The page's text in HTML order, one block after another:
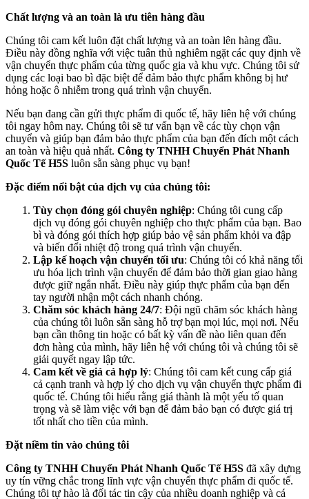
Chất lượng và an toàn là ưu tiên hàng đầu
Chúng tôi cam kết luôn đặt chất lượng và an toàn lên hàng đầu.
Điều này đồng nghĩa với việc tuân thủ nghiêm ngặt các quy định về
vận chuyển thực phẩm của từng quốc gia và khu vực. Chúng tôi sử
dụng các loại bao bì đặc biệt để đảm bảo thực phẩm không bị hư
hỏng hoặc ô nhiễm trong quá trình vận chuyển.
Nếu bạn đang cần gửi thực phẩm đi quốc tế, hãy liên hệ với chúng
tôi ngay hôm nay. Chúng tôi sẽ tư vấn bạn về các tùy chọn vận
chuyển và giúp bạn đảm bảo thực phẩm của bạn đến đích một cách
an toàn và hiệu quả nhất. Công ty TNHH Chuyển Phát Nhanh
Quốc Tế H5S luôn sẵn sàng phục vụ bạn!
Đặc điểm nổi bật của dịch vụ của chúng tôi:
Tùy chọn đóng gói chuyên nghiệp: Chúng tôi cung cấp
dịch vụ đóng gói chuyên nghiệp cho thực phẩm của bạn. Bao
bì và đóng gói thích hợp giúp bảo vệ sản phẩm khỏi va đập
và biến đổi nhiệt độ trong quá trình vận chuyển.
Lập kế hoạch vận chuyển tối ưu: Chúng tôi có khả năng tối
ưu hóa lịch trình vận chuyển để đảm bảo thời gian giao hàng
được giữ ngắn nhất. Điều này giúp thực phẩm của bạn đến
tay người nhận một cách nhanh chóng.
Chăm sóc khách hàng 24/7: Đội ngũ chăm sóc khách hàng
của chúng tôi luôn sẵn sàng hỗ trợ bạn mọi lúc, mọi nơi. Nếu
bạn cần thông tin hoặc có bất kỳ vấn đề nào liên quan đến
đơn hàng của mình, hãy liên hệ với chúng tôi và chúng tôi sẽ
giải quyết ngay lập tức.
Cam kết về giá cả hợp lý: Chúng tôi cam kết cung cấp giá
cả cạnh tranh và hợp lý cho dịch vụ vận chuyển thực phẩm đi
quốc tế. Chúng tôi hiểu rằng giá thành là một yếu tố quan
trọng và sẽ làm việc với bạn để đảm bảo bạn có được giá trị
tốt nhất cho tiền của mình.
Đặt niềm tin vào chúng tôi
Công ty TNHH Chuyển Phát Nhanh Quốc Tế H5S đã xây dựng
uy tín vững chắc trong lĩnh vực vận chuyển thực phẩm đi quốc tế.
Chúng tôi tự hào là đối tác tin cậy của nhiều doanh nghiệp và cá